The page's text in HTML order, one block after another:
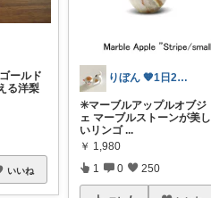
ールド
る洋梨
いいね
りぼん 🧡1日2日5日感謝です🫶
✳️マーブルアップルオブジ
ェ マーブルストーンが美し
いリンゴ ...
￥ 1,980
1 0 250